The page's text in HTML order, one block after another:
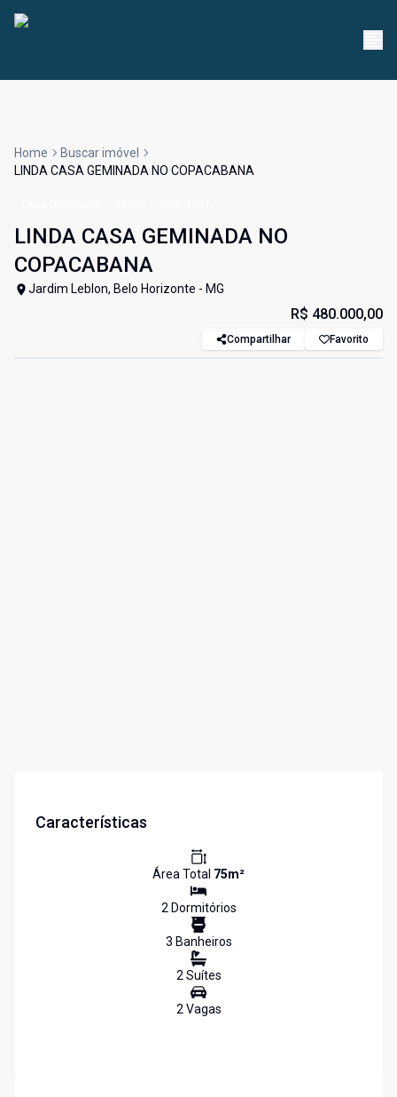
Home
Buscar imóvel
LINDA CASA GEMINADA NO COPACABANA
LINDA CASA GEMINADA NO
COPACABANA
Jardim Leblon, Belo Horizonte - MG
R$ 480.000,00
Compartilhar Favorito
Características
Área Total 75m²
2Dormitórios
3 Banheiros
2Suítes
2Vagas